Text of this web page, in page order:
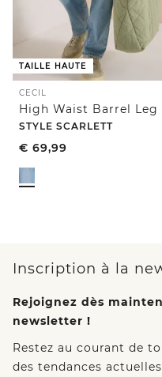
TAILLE HAUTE
CECIL
STYLE SCARLETT
€ 69,99
Inscription à la
Rejoignez dès
newsletter !
Restez au courant de
des tendances